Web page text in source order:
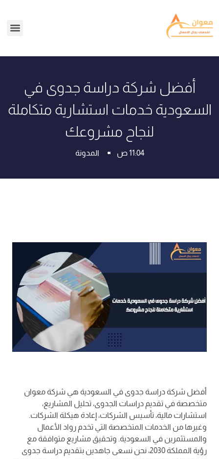
أفضل شركة دراسة جدوى في
السعودية خدمات استشارية متكاملة
لنجاح مشروعك
11:04 ص المدونة
أفضل شركة دراسة جدوى في السعودية هي شركة معوان
متخصصة في تقديم دراسات الجدوى، تحليل المشاريع،
استشارات مالية، تأسيس الشركات، إعادة هيكلة الشركات.
وغيرها من الخدمات المتخصصة التي تخدم رواد الأعمال
والمستثمرين في السعودية. وتحقيق مشاريع متوافقة مع
رؤية المملكة 2030، نحن نسعى جاهدين بتقديم دراسة جدوى